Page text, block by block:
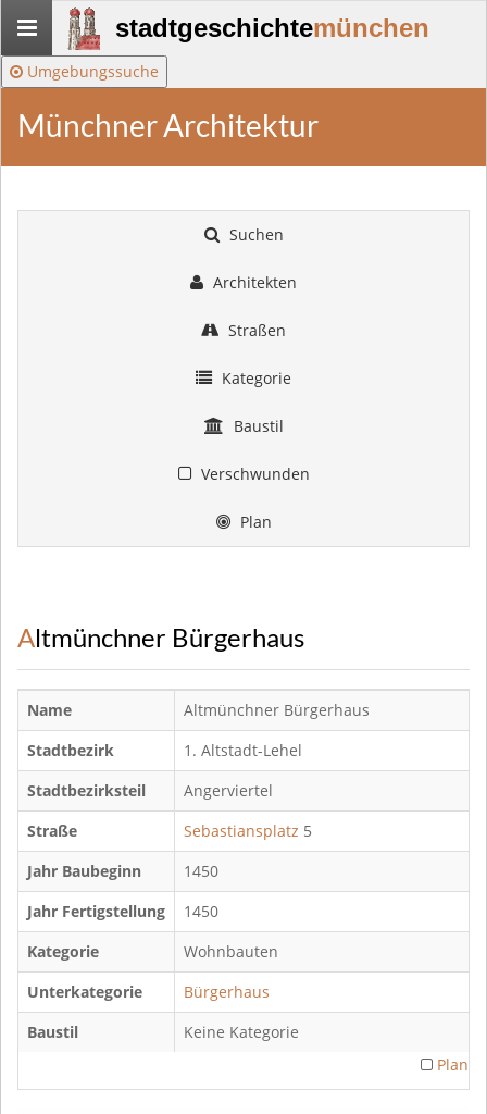
Stadtgeschichte-
München
stadtgeschichtemünchen
Umgebungssuche
Münchner Architektur
Suchen
Architekten
Straßen
Kategorie
Baustil
Verschwunden
Plan
Altmünchner Bürgerhaus
Name
Altmünchner Bürgerhaus
Stadtbezirk
1. Altstadt-Lehel
Stadtbezirksteil
Angerviertel
Straße
Sebastiansplatz 5
Jahr Baubeginn
1450
Jahr Fertigstellung
1450
Kategorie
Wohnbauten
Unterkategorie
Bürgerhaus
Baustil
Keine Kategorie
Plan